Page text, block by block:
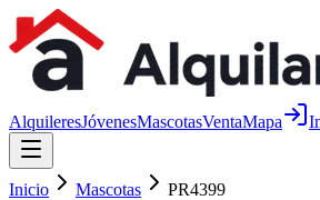
AlquileresJóvenesMascotasVentaMapa
Inicio Mascotas PR4399